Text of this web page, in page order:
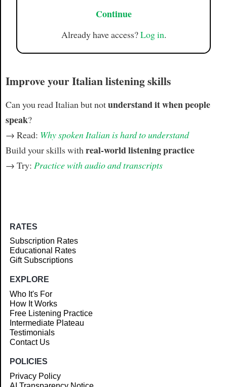
Continue
Already have access?Log in.
Improve your Italian listening skills
Can you read Italian but notunderstand it when people
speak?
→ Read: Why spoken Italian is hard to understand
Build your skills withreal-world listening practice
→ Try: Practice with audio and transcripts
RATES
Subscription Rates
Educational Rates
Gift Subscriptions
EXPLORE
Who It's For
How It Works
Free Listening Practice
Intermediate Plateau
Testimonials
Contact Us
POLICIES
Privacy Policy